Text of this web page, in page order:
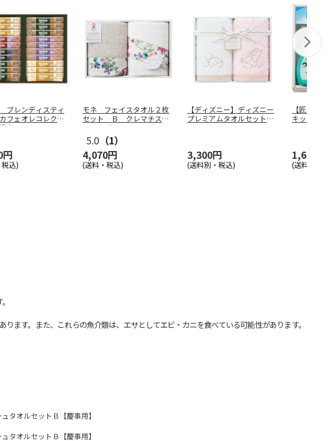
ブレンディスティ
フェオレコレクシ
事
込)
モネ フェイスタオル２枚
セット Ｂ クレマチス×
スイトピー
5.0 （1）
4,070円
(送料・税込)
【ディズニー】ディズニー
プレミアムタオルセット
3,300円
(送料別・税込)
【匠洗】匠
キッチン洗
1,650円
(送料別・税
ます。また、これらの魚介類は、エサとしてエビ・カニを食べている可能性があります。
タオルセットＢ【慶事用】
タオルセットＢ【慶事用】